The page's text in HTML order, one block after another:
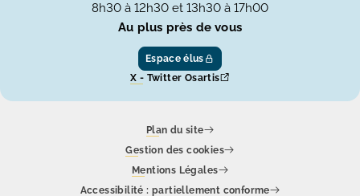
8h30 à 12h30 et 13h30 à 17h00
Au plus près de vous
Espace élus
X - Twitter Osartis
Plan du site
Gestion des cookies
Mentions Légales
Accessibilité : partiellement conforme